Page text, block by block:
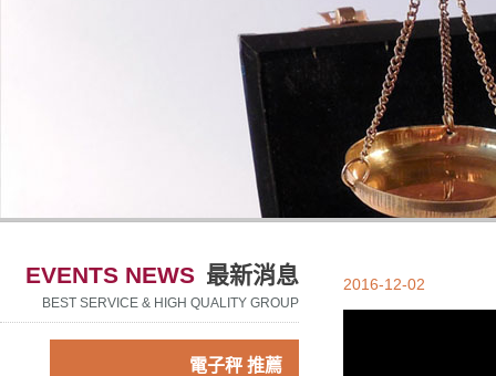
EVENTS NEWS 最新消息
BEST SERVICE & HIGH QUALITY GROUP
電子秤 推薦
2016-12-02